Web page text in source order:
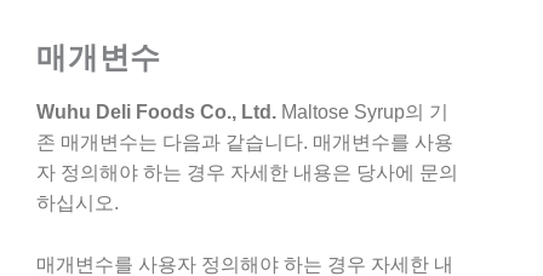
매개변수
Wuhu Deli Foods Co., Ltd. Maltose Syrup의 기
존 매개변수는 다음과 같습니다. 매개변수를 사용
자 정의해야 하는 경우 자세한 내용은 당사에 문의
하십시오.
매개변수를 사용자 정의해야 하는 경우 자세한 내